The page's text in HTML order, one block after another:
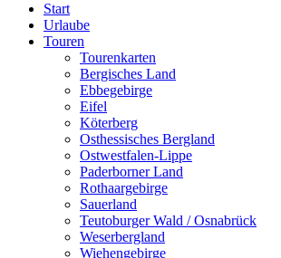
page
opens
page
opens
page
opens
Start
Urlaube
Touren
Tourenkarten
Bergisches Land
Ebbegebirge
Eifel
Köterberg
Osthessisches Bergland
Ostwestfalen-Lippe
Paderborner Land
Rothaargebirge
Sauerland
Teutoburger Wald / Osnabrück
Weserbergland
Wiehengebirge